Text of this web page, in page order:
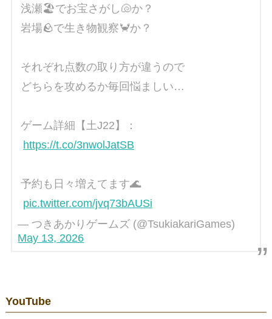
浅瀬🏖️でお宝さがし🐚か？
岩場🪨で生き物観察🦀か？
それぞれ点数の取り方が違うので
どちらを攻めるか毎回悩ましい…
ゲーム詳細【土J22】：
https://t.co/3nwolJatSB
予約も日々増えてます🌊
pic.twitter.com/jvq73bAUSi
— つきあかりゲームズ (@TsukiakariGames)
May 13, 2026
YouTube